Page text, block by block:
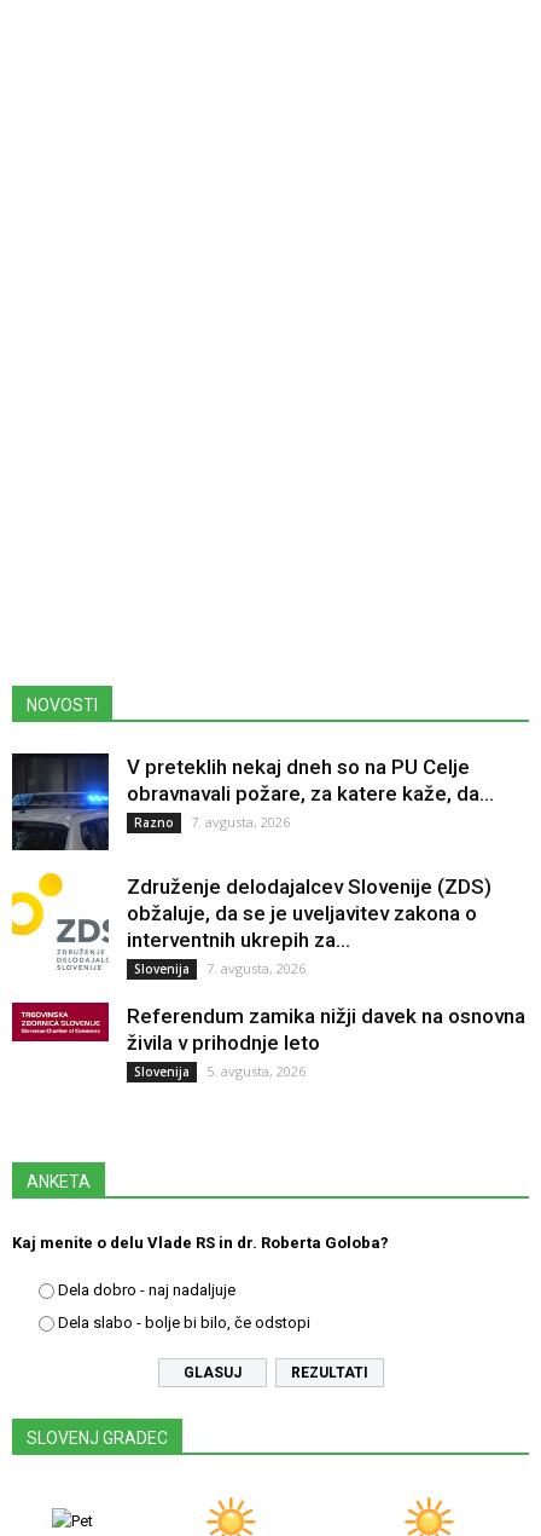
NOVOSTI
V preteklih nekaj dneh so na PU Celje
obravnavali požare, za katere kaže, da...
Razno 7. avgusta, 2026
Združenje delodajalcev Slovenije (ZDS)
obžaluje, da se je uveljavitev zakona o
interventnih ukrepih za...
Slovenija 7. avgusta, 2026
Referendum zamika nižji davek na osnovna
živila v prihodnje leto
Slovenija 5. avgusta, 2026
ANKETA
Kaj menite o delu Vlade RS in dr. Roberta Goloba?
Dela dobro - naj nadaljuje
Dela slabo - bolje bi bilo, če odstopi
REZULTATI
SLOVENJ GRADEC